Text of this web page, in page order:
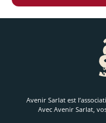
Avenir Sarlat est
Avec Avenir Sarlat,